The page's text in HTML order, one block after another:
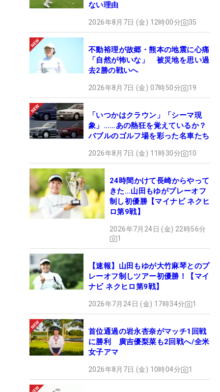
ない理由
2026年8月7日 (金) 12時00分 35
不動裕理が故郷・熊本の地震に心痛
「自然が怖いな」 被災地を思い過
去2勝の戦いへ
2026年8月7日 (金) 07時50分 19
「いつかはクラウン」「シーマ現
象」……あの熱狂を覚えているか？
バブルのゴルフ場を彩った名車たち
2026年8月7日 (金) 11時30分 10
24時間かけて長崎からやって
きた…山田もゆがプレーオフ
制し初優勝【マイナビ ネクヒ
ロ第9戦】
2026年7月24日 (金) 22時56分
1
【速報】山田もゆが大竹麻琴とのプ
レーオフ制しツアー初優勝！【マイ
ナビ ネクヒロ第9戦】
2026年7月24日 (金) 17時34分 1
首位通過の岩永杏奈がマッチ1回戦
に勝利 廣吉優梨菜も2回戦へ/全米
女子アマ
2026年8月7日 (金) 10時04分 1